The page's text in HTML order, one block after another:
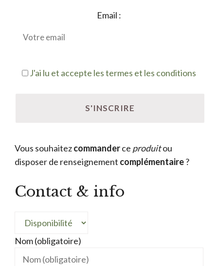
Email :
J'ai lu et accepte les termes et les conditions
Vous souhaitezcommanderce produitou
disposer de renseignement complémentaire?
Contact & info
Nom (obligatoire)